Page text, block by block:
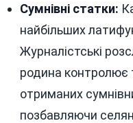
Сумнівні статки:
найбільших
Журналістські
родина контролює
отриманих
позбавляючи